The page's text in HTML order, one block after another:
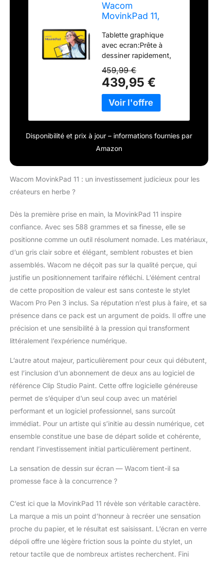
Wacom
MovinkPad 11,
Autonome Android
14, incl. Wacom
Pro Pen 3
Tablette graphique
avec ecran:Prête à
dessiner rapidement,
compacte et légère, elle
se glisse facilement
dans un sac.
Compatible avec
Wacom Pro Pen 3,
l’écran avec le stylet
pour lancer Wacom
instantanément.
Aucune interruption –
personnalisable, ne
nécessite pas de
recharge. Il offre une
sensibilité à la pression
d’inclinaison dignes
d’un produit Wacom
pro. Carnet de croquis
numérique – Dessinez
naturellement sur un
écran 2200 × 1440
avec verre antireflet
gravé et batterie 7700
cette tablette suit votre
créativité partout. Un
flux de travail fluide –
Canvas, peaufinez
dans CLIP STUDIO
PAINT(inclus), idéal
pour illustration et
organise et rend vos
œuvres accessibles,
Contenu de la boîte
Câble USB-C vers
USB-C, 3 pointes de
rechange (feutrées,
& Livret IPI et fiche de
réglementation
459,99 €
439,95 €
Disponibilité et prix à jour – informations fournies par
Amazon
Wacom MovinkPad 11 : un investissement judicieux pour les
créateurs en herbe ?
Dès la première prise en main, la MovinkPad 11 inspire
confiance. Avec ses 588 grammes et sa finesse, elle se
positionne comme un outil résolument nomade. Les matériaux,
d’un gris clair sobre et élégant, semblent robustes et bien
assemblés. Wacom ne déçoit pas sur la qualité perçue, qui
justifie un positionnement tarifaire réfléchi. L’élément central
de cette proposition de valeur est sans conteste le stylet
Wacom Pro Pen 3 inclus. Sa réputation n’est plus à faire, et sa
présence dans ce pack est un argument de poids. Il offre une
précision et une sensibilité à la pression qui transforment
littéralement l’expérience numérique.
L’autre atout majeur, particulièrement pour ceux qui débutent,
est l’inclusion d’un abonnement de deux ans au logiciel de
référence Clip Studio Paint. Cette offre logicielle généreuse
permet de s’équiper d’un seul coup avec un matériel
performant et un logiciel professionnel, sans surcoût
immédiat. Pour un artiste qui s’initie au dessin numérique, cet
ensemble constitue une base de départ solide et cohérente,
rendant l’investissement initial particulièrement pertinent.
La sensation de dessin sur écran — Wacom tient-il sa
promesse face à la concurrence ?
C’est ici que la MovinkPad 11 révèle son véritable caractère.
La marque a mis un point d’honneur à recréer une sensation
proche du papier, et le résultat est saisissant. L’écran en verre
dépoli offre une légère friction sous la pointe du stylet, un
retour tactile que de nombreux artistes recherchent. Fini